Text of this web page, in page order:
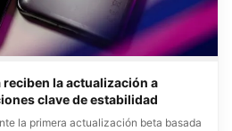
reciben la actualización a
clave de estabilidad
la primera actualización beta basada